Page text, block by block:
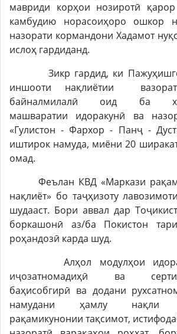
мавриди корҳои нозиротӣ
камбудию норасоиҳоро
назорати кормандони Хадамот
ислоҳ гардиданд.
Зикр гардид, ки
иншооти нақлиётии
байналмилалӣ оид ба
машваратии идоракунӣ ва
«Гулистон - Фархор - Панҷ -
иштирок намуда, миёни 20
омад.
Феълан КВД «Маркази
нақлиёт» бо таҷҳизоту
шудааст. Бори аввал дар
боркашонӣ аз/ба Покистон
роҳандозӣ карда шуд.
Алҳол модулҳои
иҷозатномадиҳӣ ва
баҳисобгирӣ ва додани
намудани ҳамлу нақли
рақамикунонии тақсимот,